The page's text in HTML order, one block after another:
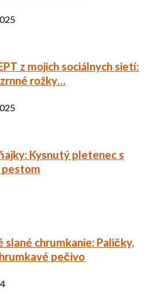
z mojich sociálnych sietí:
rožky…
Kysnutý pletenec s
slané chrumkanie: Paličky,
pečivo